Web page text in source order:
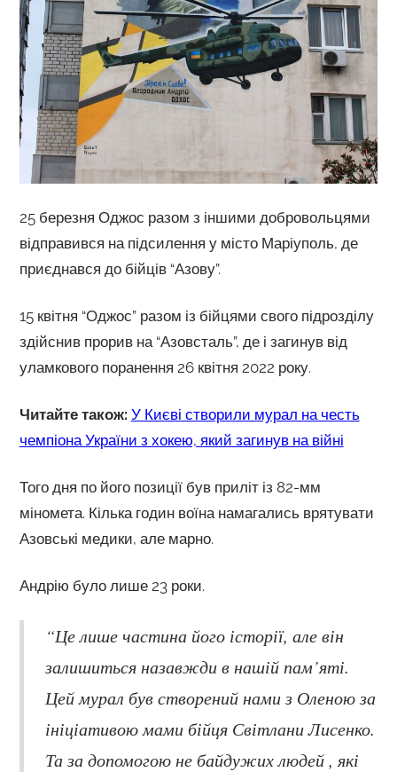
25 березня Оджос разом з іншими добровольцями
відправився на підсилення у місто Маріуполь, де
приєднався до бійців “Азову”.
15 квітня “Оджос” разом із бійцями свого підрозділу
здійснив прорив на “Азовсталь”, де і загинув від
уламкового поранення 26 квітня 2022 року.
Читайте також: У Києві створили мурал на честь
чемпіона України з хокею, який загинув на війні
Того дня по його позиції був приліт із 82-мм
міномета. Кілька годин воїна намагались врятувати
Азовські медики, але марно.
Андрію було лише 23 роки.
“Це лише частина його історії, але він
залишиться назавжди в нашій пам’яті.
Цей мурал був створений нами з Оленою за
ініціативою мами бійця Світлани Лисенко.
Та за допомогою не байдужих людей , які